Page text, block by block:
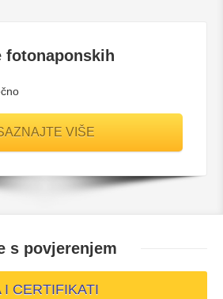
fotonaponskih
VIŠE
s povjerenjem
CERTIFIKATI